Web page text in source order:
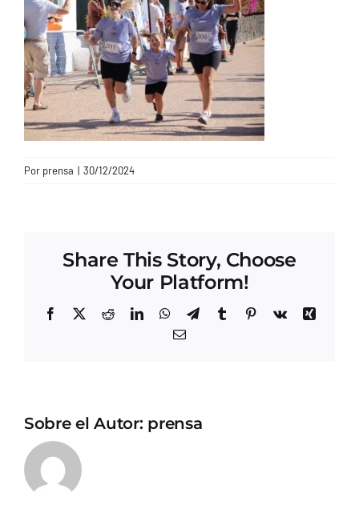
CONTACTO
Por prensa | 30/12/2024
Share This Story, Choose
Your Platform!
Facebook
X RedditLinkedInWhatsApp
TelegramTumblrPinterest
Vk
Xing
Correo
Sobre el Autor: prensa